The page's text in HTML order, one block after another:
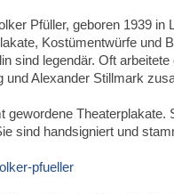
Pfüller, geboren 1939
Kostümentwürfe und
sind legendär. Oft
und Alexander Stillmark
gewordene
sind handsigniert und
pfueller